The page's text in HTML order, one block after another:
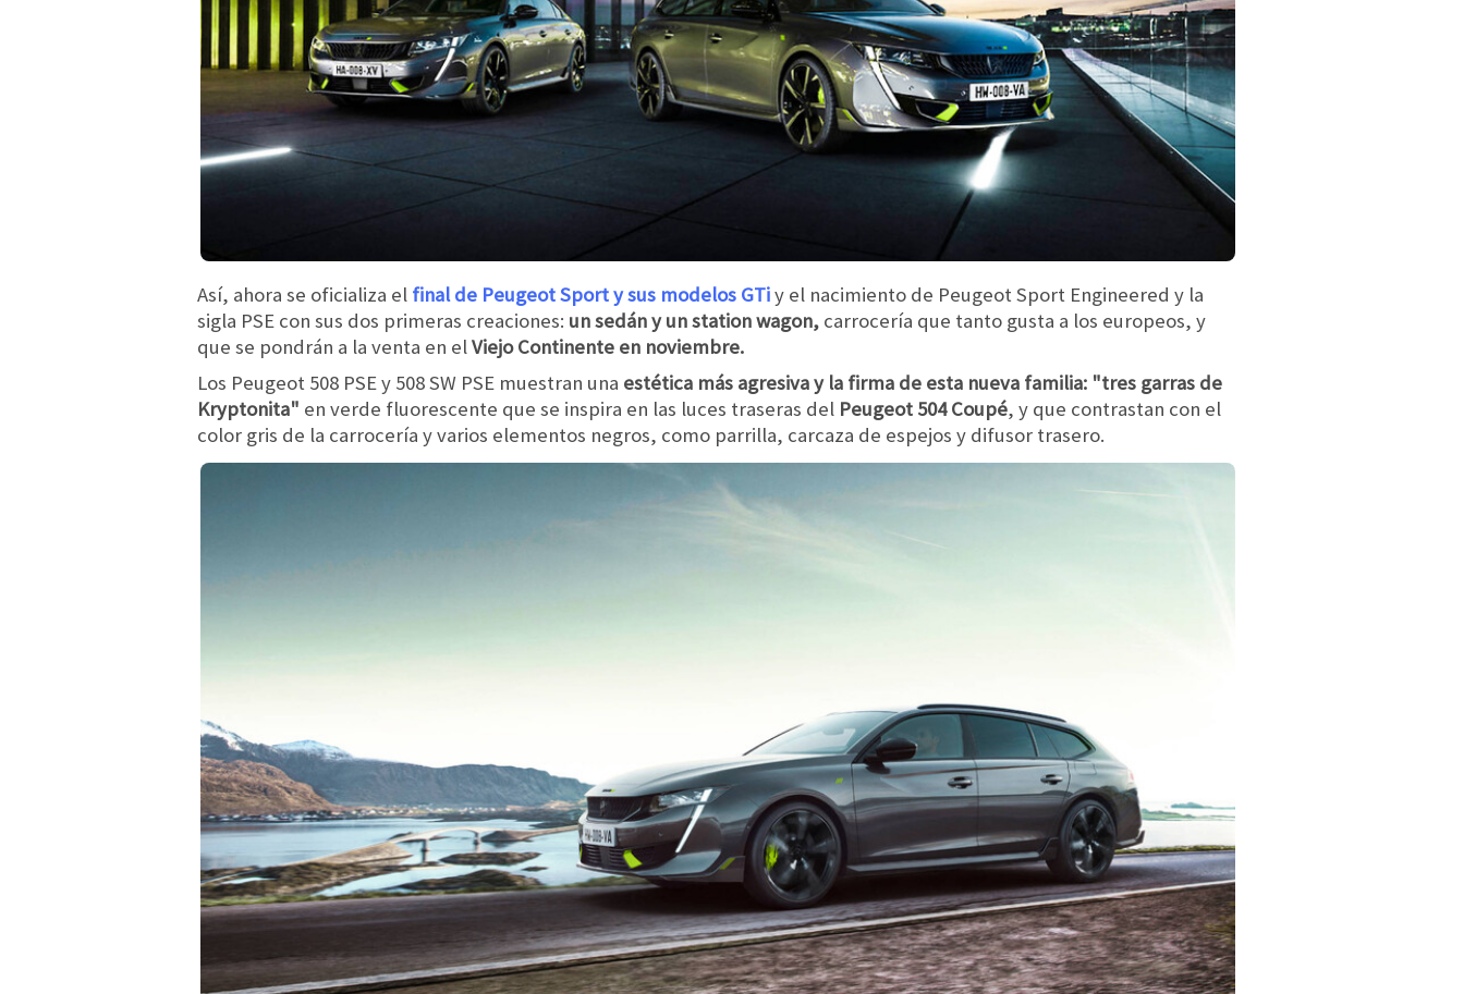
Así, ahora se oficializa el final de Peugeot Sport y sus modelos GTiy el nacimiento de Peugeot Sport Engineered y la
sigla PSE con sus dos primeras creaciones: un sedán y un station wagon, carrocería que tanto gusta a los europeos, y
que se pondrán a la venta en el Viejo Continente en noviembre.
Los Peugeot 508 PSE y 508 SW PSE muestran una estética más agresiva y la firma de esta nueva familia: "tres garras de
Kryptonita" en verde fluorescente que se inspira en las luces traseras del Peugeot 504 Coupé, y que contrastan con el
color gris de la carrocería y varios elementos negros, como parrilla, carcaza de espejos y difusor trasero.